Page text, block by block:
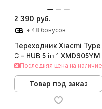
2 390 руб.
+ 48 бонусов
Переходник Xiaomi Type
C - HUB 5 in 1 XMDS05YM
Последняя цена на наличие
Товар под заказ